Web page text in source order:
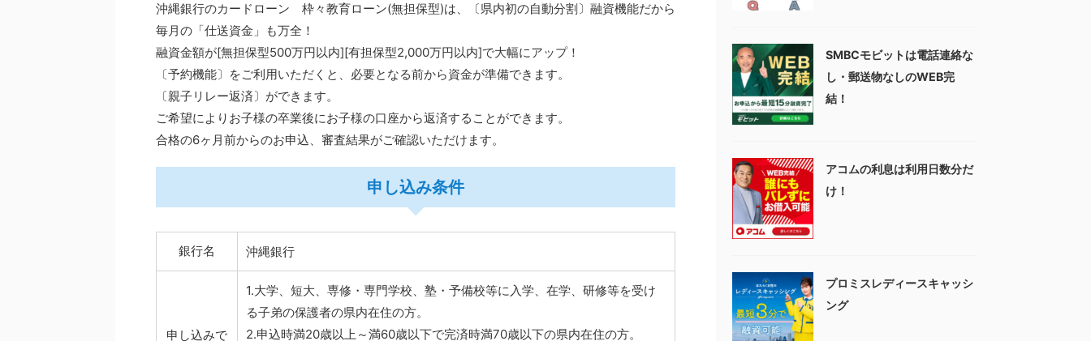
沖縄銀行のカードローン 枠々教育ローン(無担保型)は、〔県内初の自動分割〕融資機能だから
毎月の「仕送資金」も万全！
融資金額が[無担保型500万円以内][有担保型2,000万円以内]で大幅にアップ！
〔予約機能〕をご利用いただくと、必要となる前から資金が準備できます。
〔親子リレー返済〕ができます。
ご希望によりお子様の卒業後にお子様の口座から返済することができます。
合格の6ヶ月前からのお申込、審査結果がご確認いただけます。
申し込み条件
銀行名 沖縄銀行
申し込みで
1.大学、短大、専修・専門学校、塾・予備校等に入学、在学、研修等を受け
る子弟の保護者の県内在住の方。
2.申込時満20歳以上～満60歳以下で完済時満70歳以下の県内在住の方。
SMBCモビットは電話連絡な
し・郵送物なしのWEB完
結！
アコムの利息は利用日数分だ
け！
プロミスレディースキャッシ
ング